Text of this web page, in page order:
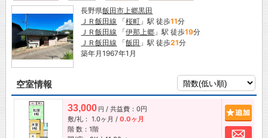
長野県飯田市 上郷黒田
ＪＲ飯田線 「桜町 」駅 徒歩11分
ＪＲ飯田線 「伊那上郷 」駅 徒歩19分
ＪＲ飯田線 「飯田 」駅 徒歩21分
築年月1967年1月
空室情報
33,000 円 / 共益費：0円
敷/礼： 1.0ヶ月 / 0.0ヶ月
階 数：1階
お